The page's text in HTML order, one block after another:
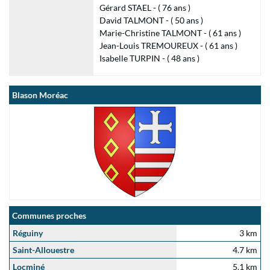
Gérard STAEL - ( 76 ans )
David TALMONT - ( 50 ans )
Marie-Christine TALMONT - ( 61 ans )
Jean-Louis TREMOUREUX - ( 61 ans )
Isabelle TURPIN - ( 48 ans )
Blason Moréac
Communes proches
Réguiny
3 km
Saint-Allouestre
4.7 km
Locminé
5.1 km